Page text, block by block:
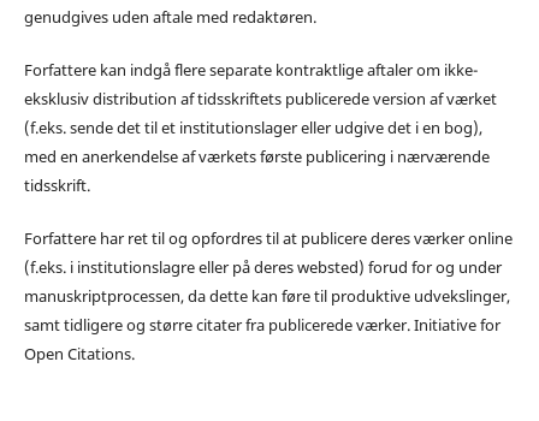
genudgives uden aftale med redaktøren.
Forfattere kan indgå flere separate kontraktlige aftaler om ikke-
eksklusiv distribution af tidsskriftets publicerede version af værket
(f.eks. sende det til et institutionslager eller udgive det i en bog),
med en anerkendelse af værkets første publicering i nærværende
tidsskrift.
Forfattere har ret til og opfordres til at publicere deres værker online
(f.eks. i institutionslagre eller på deres websted) forud for og under
manuskriptprocessen, da dette kan føre til produktive udvekslinger,
samt tidligere og større citater fra publicerede værker. Initiative for
Open Citations.